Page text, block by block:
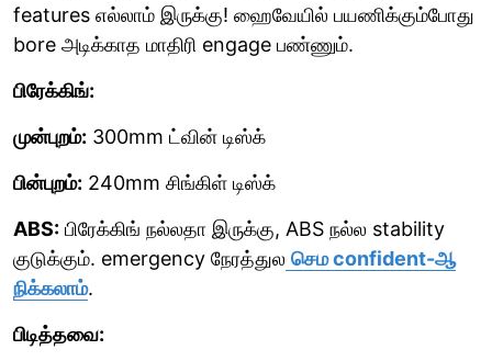
features எல்லாம் இருக்கு! ஹைவேயில் பயணிக்கும்போது
bore அடிக்காத மாதிரி engage பண்ணும்.
பிரேக்கிங்:
முன்புறம்: 300mm ட்வின் டிஸ்க்
பின்புறம்: 240mm சிங்கிள் டிஸ்க்
ABS: பிரேக்கிங் நல்லதா இருக்கு, ABS நல்ல stability
குடுக்கும். emergency நேரத்துல செம confident-ஆ
நிக்கலாம்.
பிடித்தவை: